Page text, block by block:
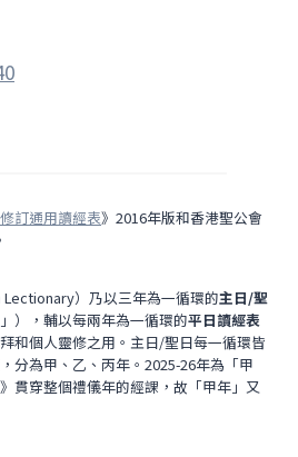
訂通用讀經表》2016年版和香港聖公會
Lectionary）乃以三年為一循環的主日/聖
），輔以每兩年為一循環的平日讀經表
和個人靈修之用。主日/聖日每一循環皆
分為甲、乙、丙年。2025-26年為「甲
貫穿整個禮儀年的經課，故「甲年」又